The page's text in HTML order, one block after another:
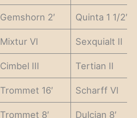
Gemshorn 2′ Quinta 1 1/2′
Mixtur VI Sexquialt II
Cimbel III Tertian II
Trommet 16′ Scharff VI
Trommet 8′ Dulcian 8′